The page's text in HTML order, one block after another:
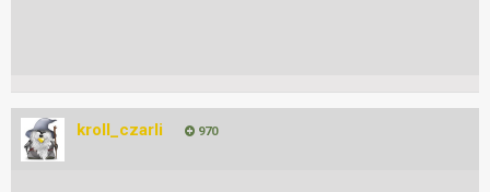
kroll_czarli 970